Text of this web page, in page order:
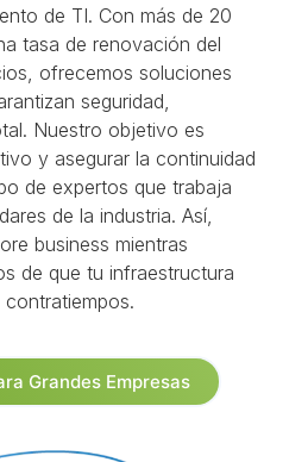
de TI. Con más de 20
tasa de renovación del
ofrecemos soluciones
seguridad,
Nuestro objetivo es
y asegurar la continuidad
de expertos que trabaja
de la industria. Así,
business mientras
de que tu infraestructura
Grandes Empresas